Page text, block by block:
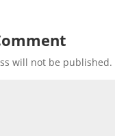
will not be published.